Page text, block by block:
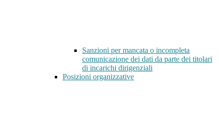
Sanzioni per mancata o incompleta
comunicazione dei dati da parte dei titolari
di incarichi dirigenziali
Posizioni organizzative